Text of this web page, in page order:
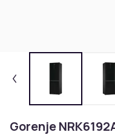
Gorenje